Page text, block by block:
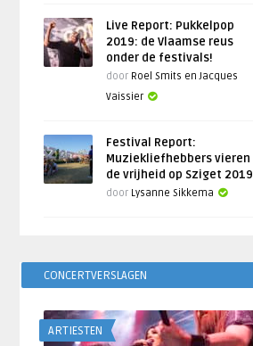
Live Report: Pukkelpop
2019: de Vlaamse reus
onder de festivals!
door Roel Smits en Jacques
Vaissier
Festival Report:
Muziekliefhebbers vieren
de vrijheid op Sziget 2019
door Lysanne Sikkema
CONCERTVERSLAGEN
ARTIESTEN